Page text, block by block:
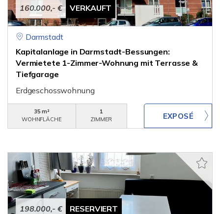
160.000,- € VERKAUFT
Darmstadt
Kapitalanlage in Darmstadt-Bessungen:
Vermietete 1-Zimmer-Wohnung mit Terrasse &
Tiefgarage
Erdgeschosswohnung
35 m²
WOHNFLÄCHE
1
ZIMMER
198.000,- € RESERVIERT